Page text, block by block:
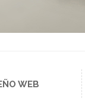
WEB